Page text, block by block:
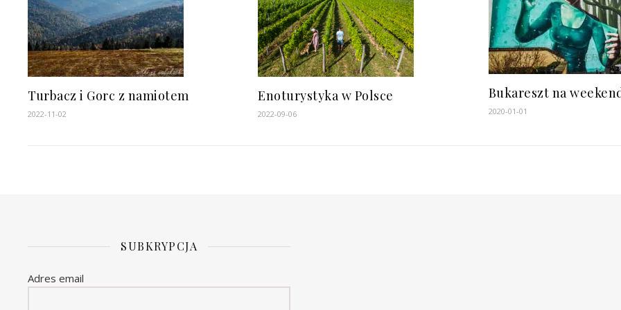
Turbacz i Gorc z namiotem
2022-11-02
Enoturystyka w Polsce
2022-09-06
Bukareszt na
2020-01-01
SUBKRYPCJA
Adres email